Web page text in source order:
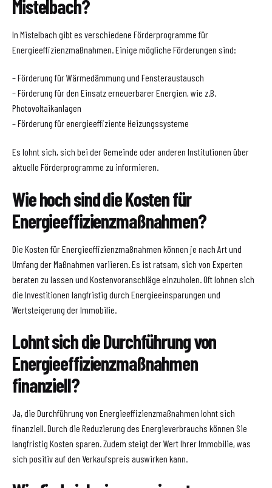
Mistelbach?
In Mistelbach gibt es verschiedene Förderprogramme für
Energieeffizienzmaßnahmen. Einige mögliche Förderungen sind:
– Förderung für Wärmedämmung und Fensteraustausch
– Förderung für den Einsatz erneuerbarer Energien, wie z.B.
Photovoltaikanlagen
– Förderung für energieeffiziente Heizungssysteme
Es lohnt sich, sich bei der Gemeinde oder anderen Institutionen über
aktuelle Förderprogramme zu informieren.
Wie hoch sind die Kosten für
Energieeffizienzmaßnahmen?
Die Kosten für Energieeffizienzmaßnahmen können je nach Art und
Umfang der Maßnahmen variieren. Es ist ratsam, sich von Experten
beraten zu lassen und Kostenvoranschläge einzuholen. Oft lohnen sich
die Investitionen langfristig durch Energieeinsparungen und
Wertsteigerung der Immobilie.
Lohnt sich die Durchführung von
Energieeffizienzmaßnahmen
finanziell?
Ja, die Durchführung von Energieeffizienzmaßnahmen lohnt sich
finanziell. Durch die Reduzierung des Energieverbrauchs können Sie
langfristig Kosten sparen. Zudem steigt der Wert Ihrer Immobilie, was
sich positiv auf den Verkaufspreis auswirken kann.